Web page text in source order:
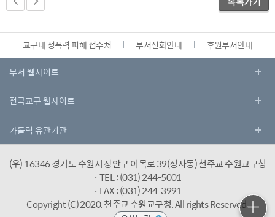
교구내 성폭력 피해 접수처 부서전화안내 후원부서안내
(우) 16346 경기도 수원시 장안구 이목로 39(정자동) 천주교 수원교구청
· TEL : (031) 244-5001
· FAX : (031) 244-3991
Copyright (C) 2020, 천주교 수원교구청.All rights Reserved.